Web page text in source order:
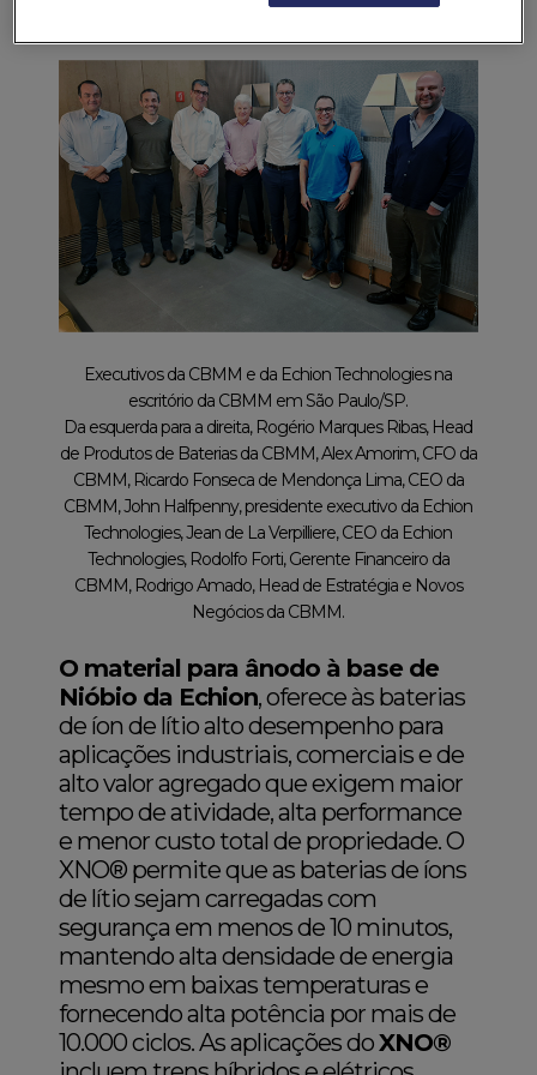
crescente demanda por eletrificação.
Executivos da CBMM e da Echion Technologies na
escritório da CBMM em São Paulo/SP.
Da esquerda para a direita, Rogério Marques Ribas, Head
de Produtos de Baterias da CBMM, Alex Amorim, CFO da
CBMM, Ricardo Fonseca de Mendonça Lima, CEO da
CBMM, John Halfpenny, presidente executivo da Echion
Technologies, Jean de La Verpilliere, CEO da Echion
Technologies, Rodolfo Forti, Gerente Financeiro da
CBMM, Rodrigo Amado, Head de Estratégia e Novos
Negócios da CBMM.
O material para ânodo à base de
Nióbio da Echion, oferece às baterias
de íon de lítio alto desempenho para
aplicações industriais, comerciais e de
alto valor agregado que exigem maior
tempo de atividade, alta performance
e menor custo total de propriedade. O
XNO® permite que as baterias de íons
de lítio sejam carregadas com
segurança em menos de 10 minutos,
mantendo alta densidade de energia
mesmo em baixas temperaturas e
fornecendo alta potência por mais de
10.000 ciclos. As aplicações doXNO®